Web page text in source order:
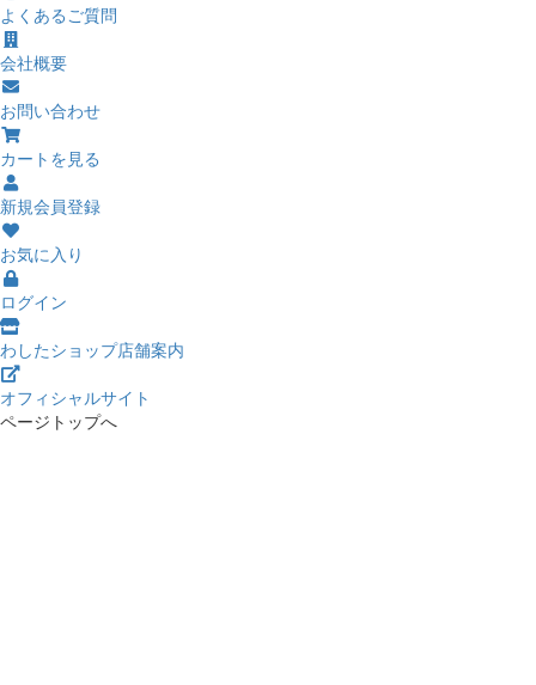
よくあるご質問
会社概要
お問い合わせ
カートを見る
新規会員登録
お気に入り
ログイン
わしたショップ店舗案内
オフィシャルサイト
ページトップへ